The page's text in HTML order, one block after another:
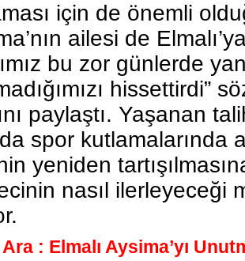
için de önemli
ailesi de
bu zor günlerde
hissettirdi”
paylaştı. Yaşanan
spor kutlamalarında
yeniden
nasıl ilerleyeceği
: Elmalı Aysima’yı